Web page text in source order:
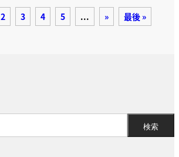
2 3 4 5 ... » 最後 »